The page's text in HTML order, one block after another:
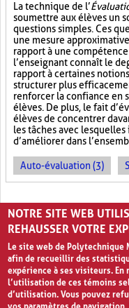
La technique de l’
soumettre aux élèves un
questions simples. Ces
une mesure
rapport à une
l’enseignant connaît le
rapport à certaines
structurer plus
renforcer la confiance en
élèves. De plus, le fait
élèves de concentrer
les tâches avec
d’améliorer dans
Auto-évaluation (3)
PAGES
« ‹ 1 2 3 4 5 ›
NOTRE SITE WEB
REHAUSSER VOTRE
Le site web de
afin de recueillir des
expérience à ses visiteurs.
l’utilisation de ces témoins
d’utilisation. Vous pouvez